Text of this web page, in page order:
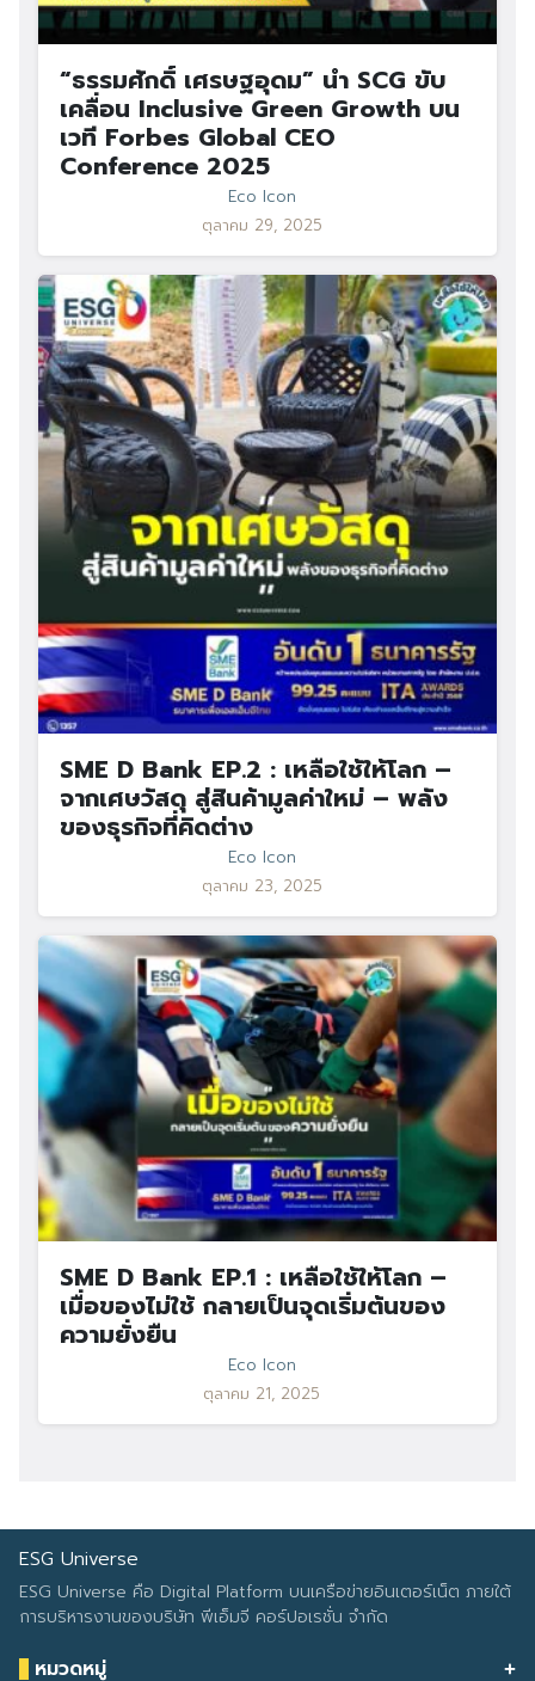
“ธรรมศักดิ์ เศรษฐอุดม” นำ SCG ขับ
เคลื่อน Inclusive Green Growth บน
เวที Forbes Global CEO
Conference 2025
Eco Icon
ตุลาคม 29, 2025
SME D Bank EP.2 : เหลือใช้ให้โลก –
จากเศษวัสดุ สู่สินค้ามูลค่าใหม่ – พลัง
ของธุรกิจที่คิดต่าง
Eco Icon
ตุลาคม 23, 2025
SME D Bank EP.1 : เหลือใช้ให้โลก –
เมื่อของไม่ใช้ กลายเป็นจุดเริ่มต้นของ
ความยั่งยืน
Eco Icon
ตุลาคม 21, 2025
ESG Universe
ESG Universe คือ Digital Platform บนเครือข่ายอินเตอร์เน็ต ภายใต้
การบริหารงานของบริษัท พีเอ็มจี คอร์ปอเรชั่น จำกัด
หมวดหมู่